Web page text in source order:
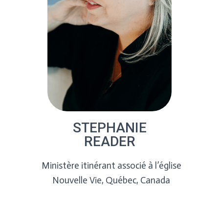
STEPHANIE
READER
Ministère itinérant associé à l’église
Nouvelle Vie, Québec, Canada